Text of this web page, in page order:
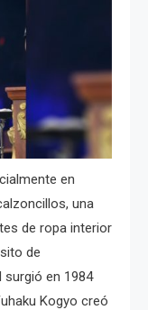
en
una
de ropa interior
de
en 1984
Kogyo creó